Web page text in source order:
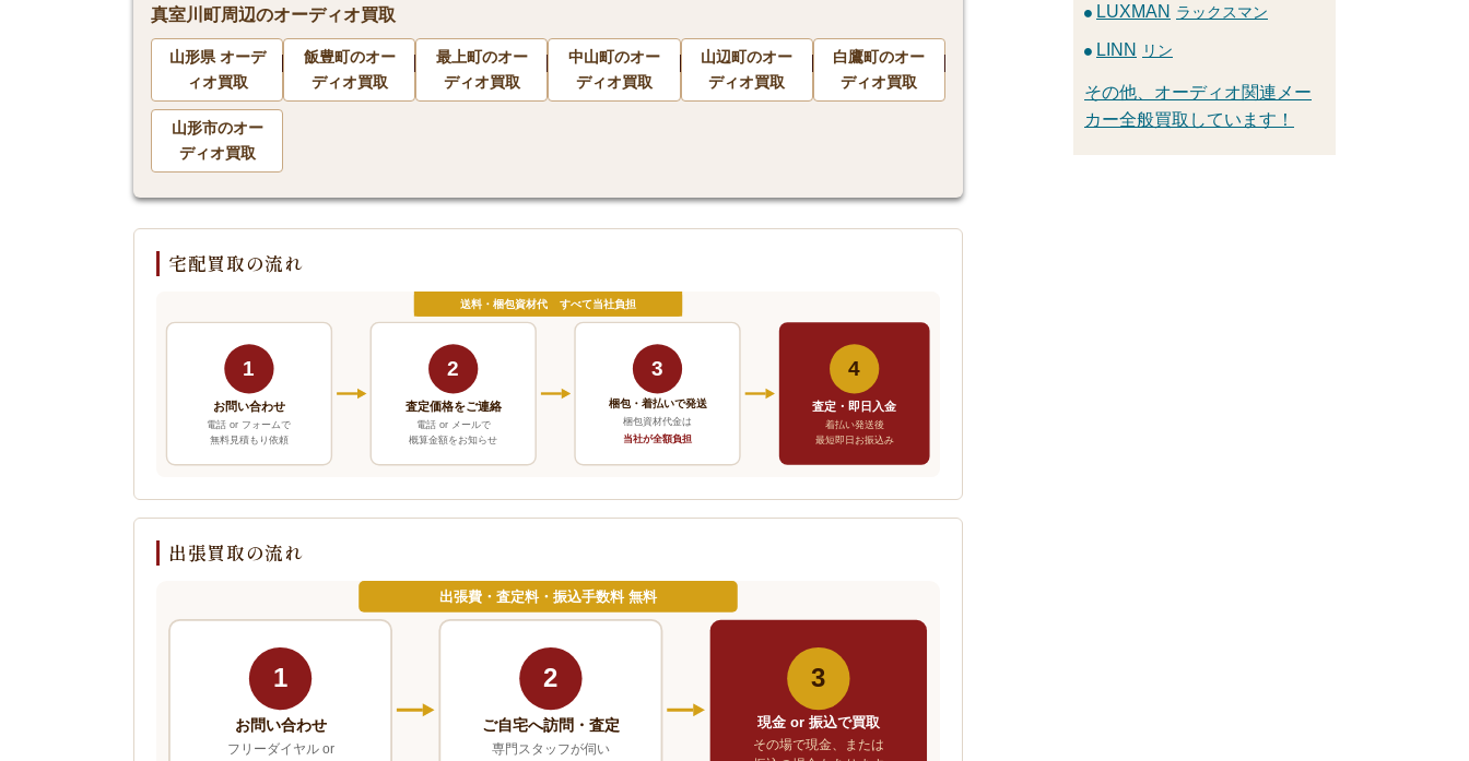
真室川町周辺のオーディオ買取
山形県 オーデ
ィオ買取
飯豊町のオー
ディオ買取
最上町のオー
ディオ買取
中山町のオー
ディオ買取
山辺町のオー
ディオ買取
白鷹町のオー
ディオ買取
山形市のオー
ディオ買取
宅配買取の流れ
送料・梱包資材代 すべて当社負担
1
お問い合わせ
電話 or フォームで
無料見積もり依頼
2
査定価格をご連絡
電話 or メールで
概算金額をお知らせ
3
梱包・着払いで発送
梱包資材代金は
当社が全額負担
4
査定・即日入金
着払い発送後
最短即日お振込み
出張買取の流れ
出張費・査定料・振込手数料 無料
1
お問い合わせ
フリーダイヤル or
2
ご自宅へ訪問・査定
専門スタッフが伺い
3
現金 or 振込で買取
その場で現金、または
LUXMAN ラックスマン
LINN リン
その他、オーディオ関連メー
カー全般買取しています！